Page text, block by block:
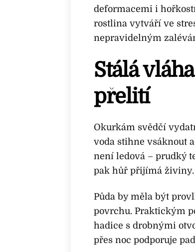
deformacemi i
rostlina vytváří ve
nepravidelným
Stálá
přelití
Okurkám svědčí
voda stihne vsáknout
není ledová – prudký
pak hůř přijímá živiny.
Půda by měla být
povrchu. Praktickým
hadice s drobnými
přes noc podporuje